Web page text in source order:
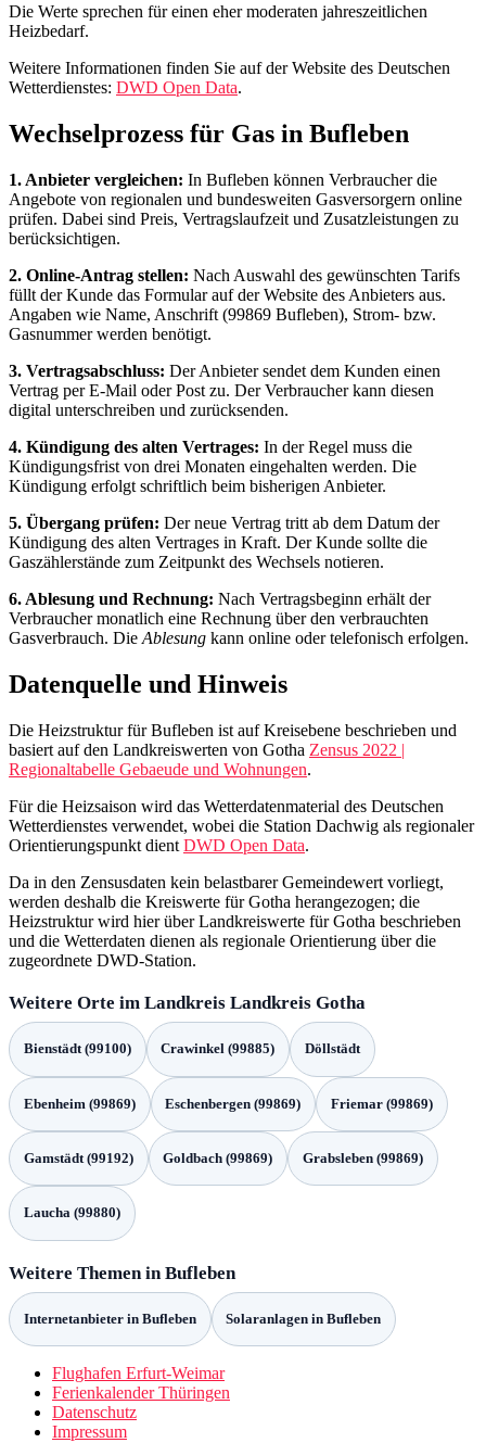
Die Werte sprechen für einen eher moderaten jahreszeitlichen
Heizbedarf.
Weitere Informationen finden Sie auf der Website des Deutschen
Wetterdienstes: DWD Open Data.
Wechselprozess für Gas in Bufleben
1. Anbieter vergleichen: In Bufleben können Verbraucher die
Angebote von regionalen und bundesweiten Gasversorgern online
prüfen. Dabei sind Preis, Vertragslaufzeit und Zusatzleistungen zu
berücksichtigen.
2. Online-Antrag stellen: Nach Auswahl des gewünschten Tarifs
füllt der Kunde das Formular auf der Website des Anbieters aus.
Angaben wie Name, Anschrift (99869 Bufleben), Strom- bzw.
Gasnummer werden benötigt.
3. Vertragsabschluss: Der Anbieter sendet dem Kunden einen
Vertrag per E‑Mail oder Post zu. Der Verbraucher kann diesen
digital unterschreiben und zurücksenden.
4. Kündigung des alten Vertrages: In der Regel muss die
Kündigungsfrist von drei Monaten eingehalten werden. Die
Kündigung erfolgt schriftlich beim bisherigen Anbieter.
5. Übergang prüfen: Der neue Vertrag tritt ab dem Datum der
Kündigung des alten Vertrages in Kraft. Der Kunde sollte die
Gaszählerstände zum Zeitpunkt des Wechsels notieren.
6. Ablesung und Rechnung: Nach Vertragsbeginn erhält der
Verbraucher monatlich eine Rechnung über den verbrauchten
Gasverbrauch. Die Ablesung kann online oder telefonisch erfolgen.
Datenquelle und Hinweis
Die Heizstruktur für Bufleben ist auf Kreisebene beschrieben und
basiert auf den Landkreiswerten von Gotha Zensus 2022 |
Regionaltabelle Gebaeude und Wohnungen.
Für die Heizsaison wird das Wetterdatenmaterial des Deutschen
Wetterdienstes verwendet, wobei die Station Dachwig als regionaler
Orientierungspunkt dient DWD Open Data.
Da in den Zensusdaten kein belastbarer Gemeindewert vorliegt,
werden deshalb die Kreiswerte für Gotha herangezogen; die
Heizstruktur wird hier über Landkreiswerte für Gotha beschrieben
und die Wetterdaten dienen als regionale Orientierung über die
zugeordnete DWD-Station.
Weitere Orte im Landkreis Landkreis Gotha
Bienstädt (99100) Crawinkel (99885) Döllstädt
Ebenheim (99869) Eschenbergen (99869) Friemar (99869)
Gamstädt (99192) Goldbach (99869) Grabsleben (99869)
Laucha (99880)
Weitere Themen in Bufleben
Internetanbieter in Bufleben Solaranlagen in Bufleben
Flughafen Erfurt-Weimar
Ferienkalender Thüringen
Datenschutz
Impressum